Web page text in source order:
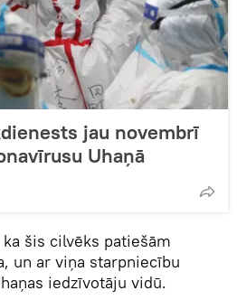
jau novembrī
Uhaņā
šis cilvēks patiešām
un ar viņa starpniecību
iedzīvotāju vidū.